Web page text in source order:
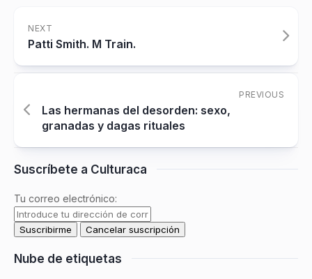
NEXT
Patti Smith. M Train.
PREVIOUS
Las hermanas del desorden: sexo,
granadas y dagas rituales
Suscríbete a Culturaca
Tu correo electrónico:
Nube de etiquetas